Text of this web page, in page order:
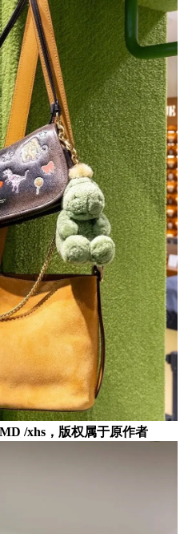
/xhs，版权属于原作者